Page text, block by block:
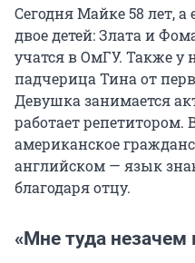
Сегодня Майке 58 лет,
двое детей: Злата и
учатся в ОмГУ. Также у
падчерица Тина от
Девушка занимается
работает репетитором.
американское
английском — язык
благодаря отцу.
«Мне туда незачем